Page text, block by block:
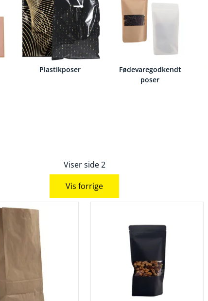
Plastikposer
Fødevaregodkendt
poser
Viser side 2
Vis forrige